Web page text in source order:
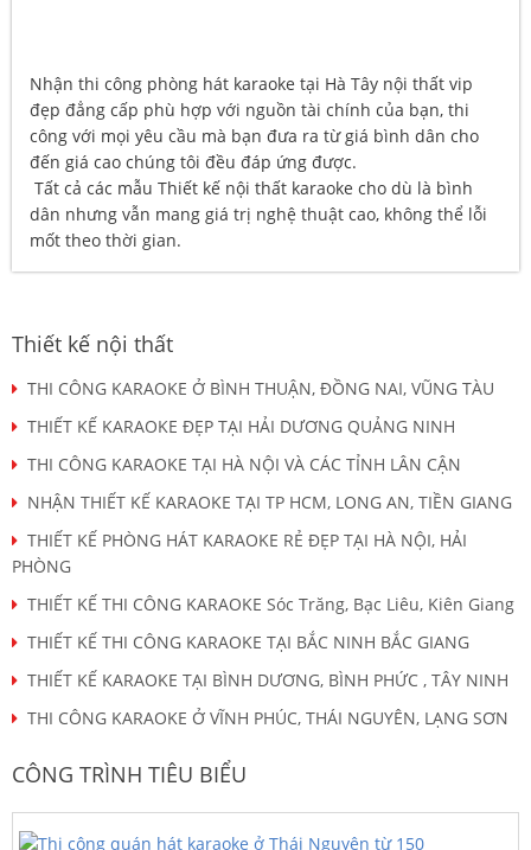
Nhận thi công phòng hát karaoke tại Hà Tây nội thất vip
đẹp đẳng cấp phù hợp với nguồn tài chính của bạn, thi
công với mọi yêu cầu mà bạn đưa ra từ giá bình dân cho
đến giá cao chúng tôi đều đáp ứng được.
Tất cả các mẫu Thiết kế nội thất karaoke cho dù là bình
dân nhưng vẫn mang giá trị nghệ thuật cao, không thể lỗi
mốt theo thời gian.
Thiết kế nội thất
THI CÔNG KARAOKE Ở BÌNH THUẬN, ĐỒNG NAI, VŨNG TÀU
THIẾT KẾ KARAOKE ĐẸP TẠI HẢI DƯƠNG QUẢNG NINH
THI CÔNG KARAOKE TẠI HÀ NỘI VÀ CÁC TỈNH LÂN CẬN
NHẬN THIẾT KẾ KARAOKE TẠI TP HCM, LONG AN, TIỀN GIANG
THIẾT KẾ PHÒNG HÁT KARAOKE RẺ ĐẸP TẠI HÀ NỘI, HẢI
PHÒNG
THIẾT KẾ THI CÔNG KARAOKE Sóc Trăng, Bạc Liêu, Kiên Giang
THIẾT KẾ THI CÔNG KARAOKE TẠI BẮC NINH BẮC GIANG
THIẾT KẾ KARAOKE TẠI BÌNH DƯƠNG, BÌNH PHỨC , TÂY NINH
THI CÔNG KARAOKE Ở VĨNH PHÚC, THÁI NGUYÊN, LẠNG SƠN
CÔNG TRÌNH TIÊU BIỂU